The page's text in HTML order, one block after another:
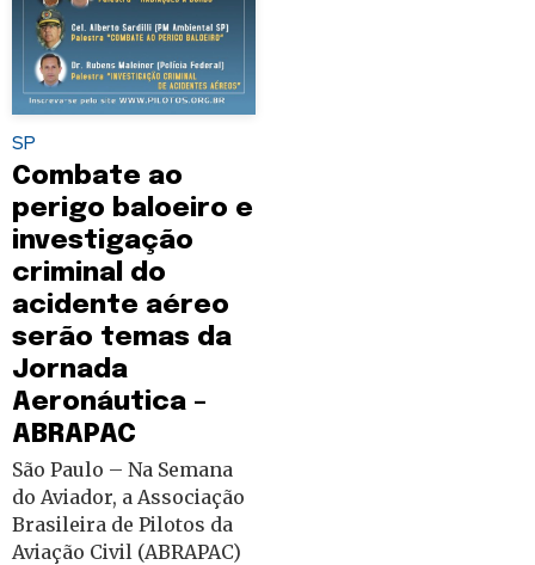
SP
Combate ao
perigo baloeiro e
investigação
criminal do
acidente aéreo
serão temas da
Jornada
Aeronáutica –
ABRAPAC
São Paulo – Na Semana
do Aviador, a Associação
Brasileira de Pilotos da
Aviação Civil (ABRAPAC)